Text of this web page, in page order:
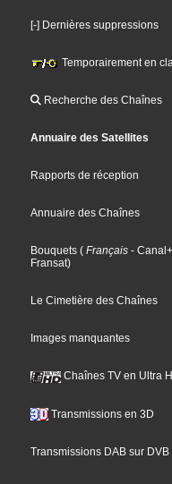
[-] Dernières suppressions
Temporairement en
Recherche des Chaînes
Annuaire des Satellites
Rapports de réception
Annuaire des Chaînes
Bouquets ( Français -
Fransat)
Le Cimetière des Chaînes
Images manquantes
Chaînes TV en Ultra
Transmissions en 3D
Transmissions DAB sur DVB